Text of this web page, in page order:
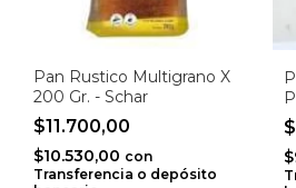
Pan Rustico Multigrano X
200 Gr. - Schar
$11.700,00
$10.530,00 con
Transferencia o depósito